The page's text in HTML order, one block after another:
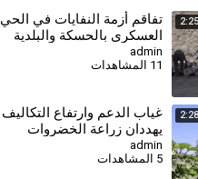
2:25
تفاقم أزمة النفايات في الحي
العسكري بالحسكة والبلدية
توضح السبب
admin
11 المشاهدات
2:28
⁣غياب الدعم وارتفاع التكاليف
يهددان زراعة الخضروات
الصيفية في الجزيرة
admin
5 المشاهدات